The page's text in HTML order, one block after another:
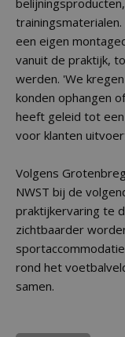
een eigen
vanuit de praktijk,
werden. 'We
konden ophangen
heeft geleid tot
voor klanten
Volgens
NWST bij de
praktijkervaring te
zichtbaarder
rond het
samen.